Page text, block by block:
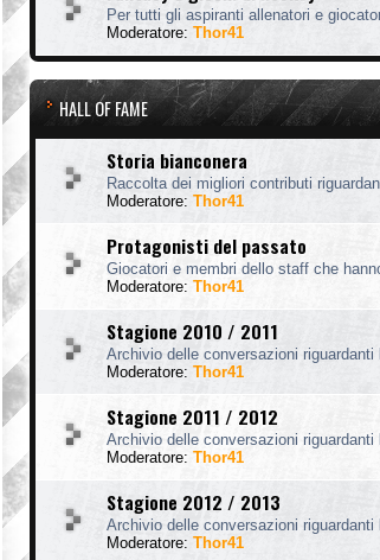
Per tutti gli aspiranti allenatori e
Moderatore: Thor41
HALL OF FAME
Storia bianconera
Raccolta dei migliori contributi
Moderatore: Thor41
Protagonisti del passato
Giocatori e membri dello staff che
Moderatore: Thor41
Stagione 2010 / 2011
Archivio delle conversazioni riguardanti
Moderatore: Thor41
Stagione 2011 / 2012
Archivio delle conversazioni riguardanti
Moderatore: Thor41
Stagione 2012 / 2013
Archivio delle conversazioni
Moderatore: Thor41